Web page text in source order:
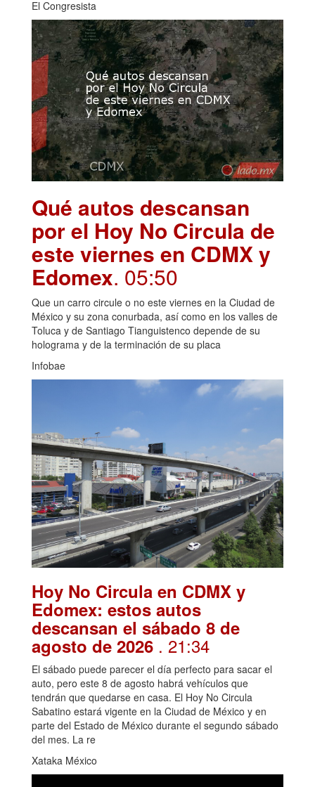
El Congresista
Qué autos descansan
por el Hoy No Circula de
este viernes en CDMX y
Edomex. 05:50
Que un carro circule o no este viernes en la Ciudad de
México y su zona conurbada, así como en los valles de
Toluca y de Santiago Tianguistenco depende de su
holograma y de la terminación de su placa
Infobae
Hoy No Circula en CDMX y
Edomex: estos autos
descansan el sábado 8 de
agosto de 2026 . 21:34
El sábado puede parecer el día perfecto para sacar el
auto, pero este 8 de agosto habrá vehículos que
tendrán que quedarse en casa. El Hoy No Circula
Sabatino estará vigente en la Ciudad de México y en
parte del Estado de México durante el segundo sábado
del mes. La re
Xataka México